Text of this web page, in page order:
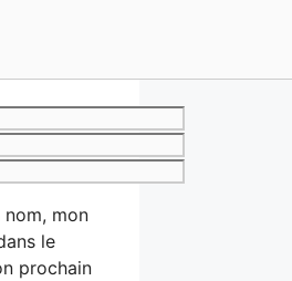
nom, mon
le
prochain